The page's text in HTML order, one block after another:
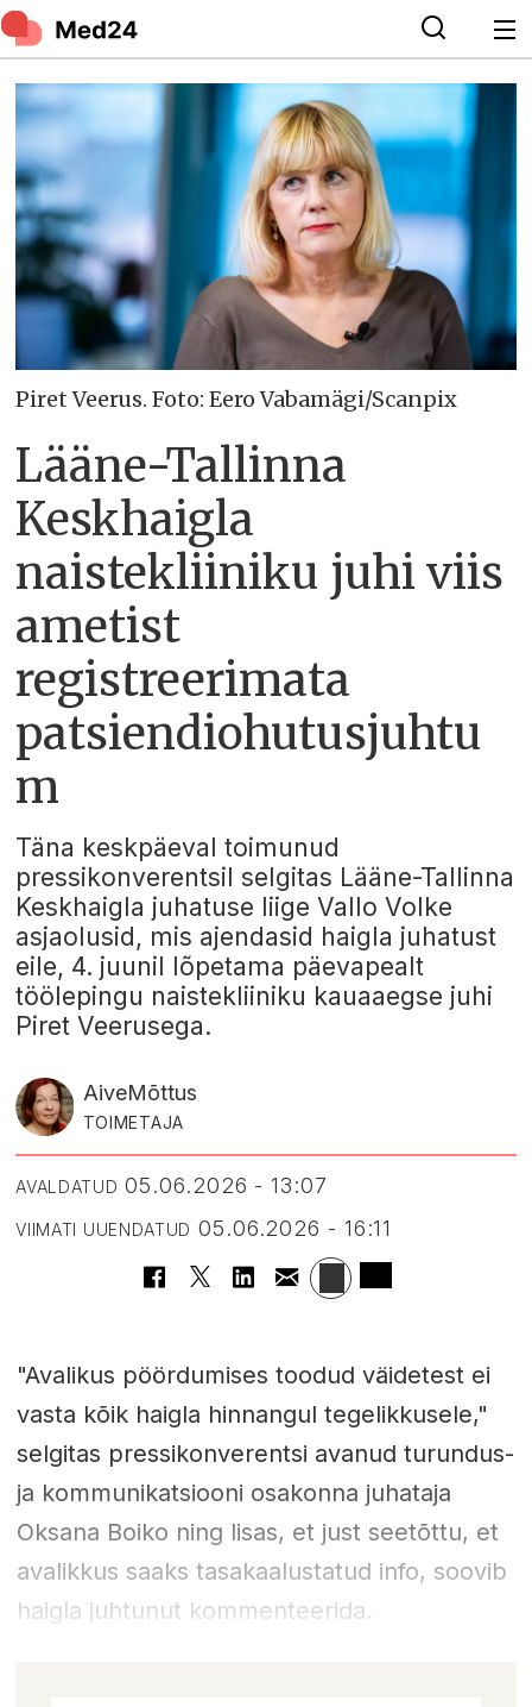
Piret Veerus. Foto: Eero Vabamägi/Scanpix
Lääne-Tallinna
Keskhaigla
naistekliiniku juhi viis
ametist
registreerimata
patsiendiohutusjuhtu
m
Täna keskpäeval toimunud
pressikonverentsil selgitas Lääne-Tallinna
Keskhaigla juhatuse liige Vallo Volke
asjaolusid, mis ajendasid haigla juhatust
eile, 4. juunil lõpetama päevapealt
töölepingu naistekliiniku kauaaegse juhi
Piret Veerusega.
AiveMõttus
TOIMETAJA
AVALDATUD 05.06.2026 - 13:07
VIIMATI UUENDATUD 05.06.2026 - 16:11
"Avalikus pöördumises toodud väidetest ei
vasta kõik haigla hinnangul tegelikkusele,"
selgitas pressikonverentsi avanud turundus-
ja kommunikatsiooni osakonna juhataja
Oksana Boiko ning lisas, et just seetõttu, et
avalikkus saaks tasakaalustatud info, soovib
haigla juhtunut kommenteerida.